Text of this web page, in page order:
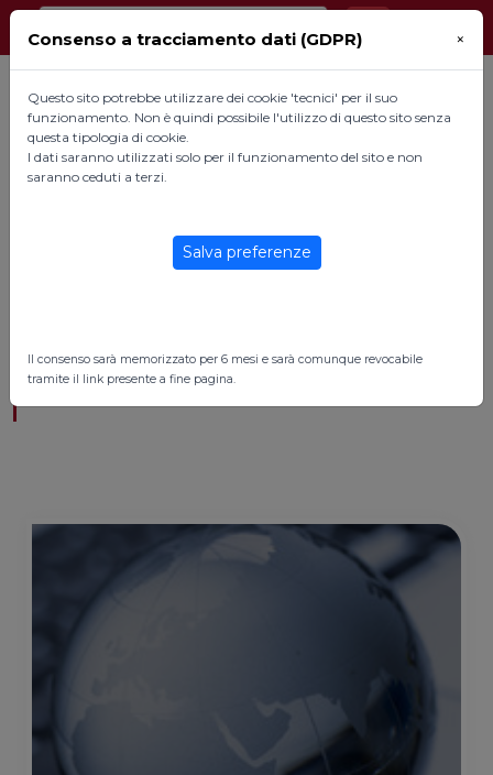
News
Consenso a tracciamento dati (GDPR) ×
Questo sito potrebbe utilizzare dei cookie 'tecnici' per il suo
funzionamento. Non è quindi possibile l'utilizzo di questo sito senza
questa tipologia di cookie.
I dati saranno utilizzati solo per il funzionamento del sito e non
saranno ceduti a terzi.
Salva preferenze
Il consenso sarà memorizzato per 6 mesi e sarà comunque revocabile
tramite il link presente a fine pagina.